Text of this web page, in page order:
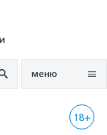
меню
18+